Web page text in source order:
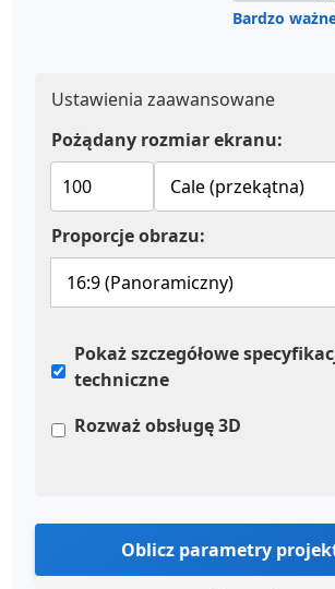
Bardzo
Ustawienia zaawansowane
Pożądany rozmiar ekranu:
Proporcje obrazu:
Pokaż szczegółowe
techniczne
Rozważ obsługę 3D
Oblicz parametry